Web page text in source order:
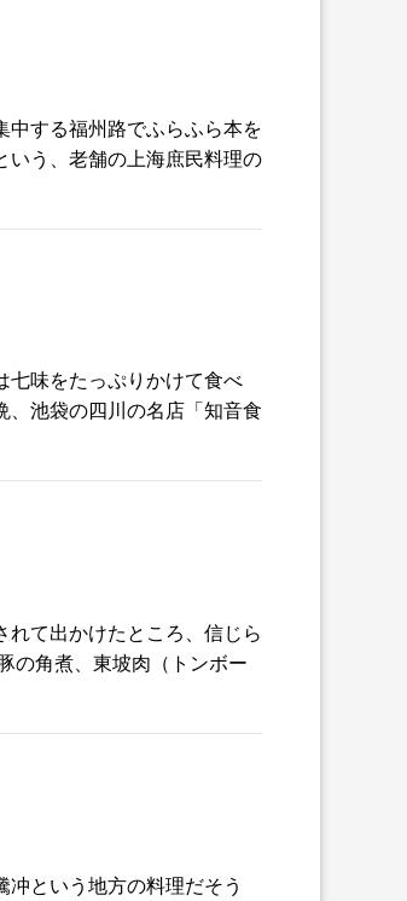
中する福州路でふらふら本を
いう、老舗の上海庶民料理の
七味をたっぷりかけて食べ
、池袋の四川の名店「知音食
れて出かけたところ、信じら
の角煮、東坡肉（トンボー
という地方の料理だそう